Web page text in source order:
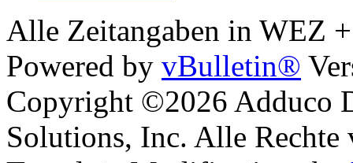
Alle Zeitangaben in WEZ
Powered by vBulletin®
Copyright ©2026 Adduco
Solutions, Inc. Alle Rechte